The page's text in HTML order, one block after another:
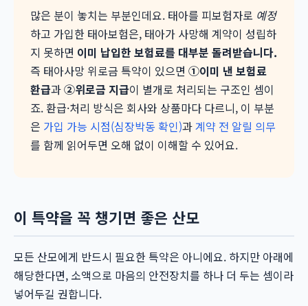
많은 분이 놓치는 부분인데요. 태아를 피보험자로 예정
하고 가입한 태아보험은, 태아가 사망해 계약이 성립하
지 못하면 이미 납입한 보험료를 대부분 돌려받습니다.
즉 태아사망 위로금 특약이 있으면 ①이미 낸 보험료
환급과②위로금 지급이 별개로 처리되는 구조인 셈이
죠. 환급·처리 방식은 회사와 상품마다 다르니, 이 부분
은 가입 가능 시점(심장박동 확인)과계약 전 알릴 의무
를 함께 읽어두면 오해 없이 이해할 수 있어요.
이 특약을 꼭 챙기면 좋은 산모
모든 산모에게 반드시 필요한 특약은 아니에요. 하지만 아래에
해당한다면, 소액으로 마음의 안전장치를 하나 더 두는 셈이라
넣어두길 권합니다.